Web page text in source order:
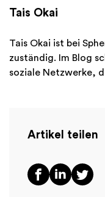
Tais Okai
Tais Okai ist bei
zuständig. Im Blog
soziale Netzwerke,
Artikel teilen